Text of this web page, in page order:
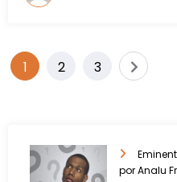
1 2 3
por Analu